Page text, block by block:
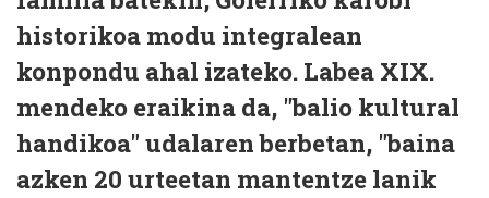
historikoa modu integralean
konpondu ahal izateko. Labea XIX.
mendeko eraikina da, "balio kultural
handikoa" udalaren berbetan, "baina
azken 20 urteetan mantentze lanik